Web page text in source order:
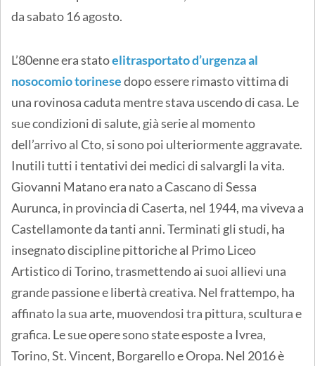
da sabato 16 agosto.
L’80enne era statoelitrasportato d’urgenza al
nosocomio torinesedopo essere rimasto vittima di
una rovinosa caduta mentre stava uscendo di casa. Le
sue condizioni di salute, già serie al momento
dell’arrivo al Cto, si sono poi ulteriormente aggravate.
Inutili tutti i tentativi dei medici di salvargli la vita.
Giovanni Matano era nato a Cascano di Sessa
Aurunca, in provincia di Caserta, nel 1944, ma viveva a
Castellamonte da tanti anni. Terminati gli studi, ha
insegnato discipline pittoriche al Primo Liceo
Artistico di Torino, trasmettendo ai suoi allievi una
grande passione e libertà creativa. Nel frattempo, ha
affinato la sua arte, muovendosi tra pittura, scultura e
grafica. Le sue opere sono state esposte a Ivrea,
Torino, St. Vincent, Borgarello e Oropa. Nel 2016 è